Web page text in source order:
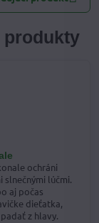
produkty
ochráni
lúčmi.
aj počas
dieťatka,
z hlavy.